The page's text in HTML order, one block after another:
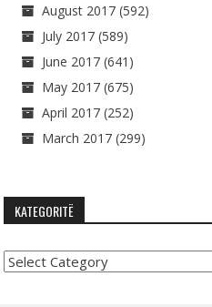
August 2017 (592)
July 2017 (589)
June 2017 (641)
May 2017 (675)
April 2017 (252)
March 2017 (299)
KATEGORITË
Kategoritë